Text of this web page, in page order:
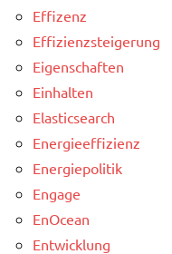
Effizenz
Effizienzsteigerung
Eigenschaften
Einhalten
Elasticsearch
Energieeffizienz
Energiepolitik
Engage
EnOcean
Entwicklung